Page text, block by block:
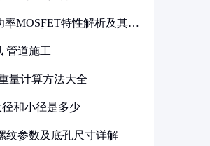
率MOSFET特性解析及其在
管道施工
量计算方法大全
和小径是多少
纹参数及底孔尺寸详解